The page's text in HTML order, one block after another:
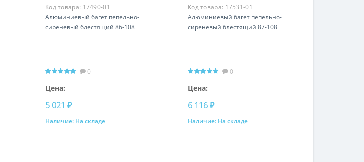
Код товара: 17490-01
Алюминиевый багет пепельно-
сиреневый блестящий 86-108
0
Цена:
5 021 ₽
Купить
Наличие: На складе
Код товара: 17531-01
Алюминиевый багет пепельно-
сиреневый блестящий 87-108
0
Цена:
6 116 ₽
Купить
Наличие: На складе